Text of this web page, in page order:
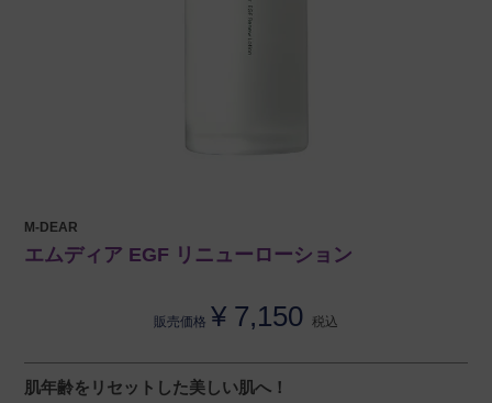
M-DEAR
エムディア EGF リニューローション
販売価格 ¥ 7,150 税込
肌年齢をリセットした美しい肌へ！